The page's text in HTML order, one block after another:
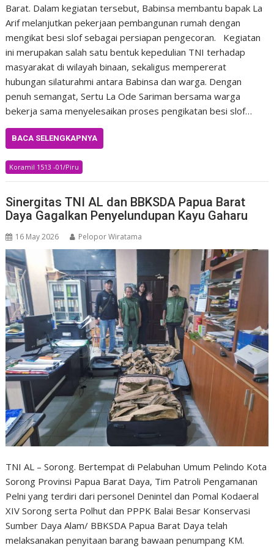
Barat. Dalam kegiatan tersebut, Babinsa membantu bapak La
Arif melanjutkan pekerjaan pembangunan rumah dengan
mengikat besi slof sebagai persiapan pengecoran. Kegiatan
ini merupakan salah satu bentuk kepedulian TNI terhadap
masyarakat di wilayah binaan, sekaligus mempererat
hubungan silaturahmi antara Babinsa dan warga. Dengan
penuh semangat, Sertu La Ode Sariman bersama warga
bekerja sama menyelesaikan proses pengikatan besi slof…
BACA SELENGKAPNYA
Koramil 1513 -01/Piru
Sinergitas TNI AL dan BBKSDA Papua Barat
Daya Gagalkan Penyelundupan Kayu Gaharu
16 May 2026 Pelopor Wiratama
TNI AL – Sorong. Bertempat di Pelabuhan Umum Pelindo Kota
Sorong Provinsi Papua Barat Daya, Tim Patroli Pengamanan
Pelni yang terdiri dari personel Denintel dan Pomal Kodaeral
XIV Sorong serta Polhut dan PPPK Balai Besar Konservasi
Sumber Daya Alam/ BBKSDA Papua Barat Daya telah
melaksanakan penyitaan barang bawaan penumpang KM.